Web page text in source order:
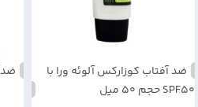
ضد آفتاب کوزارکس آلوئه ورا با
SPF50 حجم ۵۰ میل
ضد